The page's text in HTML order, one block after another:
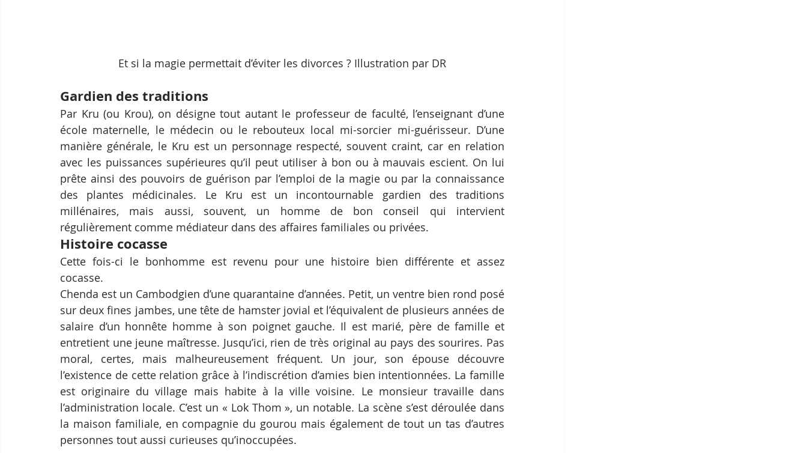
Et si la magie permettait d’éviter les divorces ? Illustration par DR
Gardien des traditions
Par Kru (ou Krou), on désigne tout autant le professeur de faculté, l’enseignant d’une
école maternelle, le médecin ou le rebouteux local mi-sorcier mi-guérisseur. D’une
manière générale, le Kru est un personnage respecté, souvent craint, car en relation
avec les puissances supérieures qu’il peut utiliser à bon ou à mauvais escient. On lui
prête ainsi des pouvoirs de guérison par l’emploi de la magie ou par la connaissance
des plantes médicinales. Le Kru est un incontournable gardien des traditions
millénaires, mais aussi, souvent, un homme de bon conseil qui intervient
régulièrement comme médiateur dans des affaires familiales ou privées.
Histoire cocasse
Cette fois-ci le bonhomme est revenu pour une histoire bien différente et assez
cocasse.
Chenda est un Cambodgien d’une quarantaine d’années. Petit, un ventre bien rond posé
sur deux fines jambes, une tête de hamster jovial et l’équivalent de plusieurs années de
salaire d’un honnête homme à son poignet gauche. Il est marié, père de famille et
entretient une jeune maîtresse. Jusqu’ici, rien de très original au pays des sourires. Pas
moral, certes, mais malheureusement fréquent. Un jour, son épouse découvre
l’existence de cette relation grâce à l’indiscrétion d’amies bien intentionnées. La famille
est originaire du village mais habite à la ville voisine. Le monsieur travaille dans
l’administration locale. C’est un « Lok Thom », un notable. La scène s’est déroulée dans
la maison familiale, en compagnie du gourou mais également de tout un tas d’autres
personnes tout aussi curieuses qu’inoccupées.